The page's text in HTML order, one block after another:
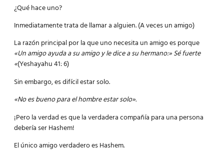
¿Qué hace uno?
Inmediatamente trata de llamar a alguien. (A veces un amigo)
La razón principal por la que uno necesita un amigo es porque
«Un amigo ayuda a su amigo y le dice a su hermano:» Sé fuerte
«(Yeshayahu 41: 6)
Sin embargo, es difícil estar solo.
«No es bueno para el hombre estar solo».
¡Pero la verdad es que la verdadera compañía para una persona
debería ser Hashem!
El único amigo verdadero es Hashem.